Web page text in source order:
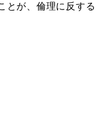
とが、倫理に反する